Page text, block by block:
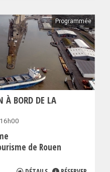
Programmée
À BORD DE LA
de Rouen